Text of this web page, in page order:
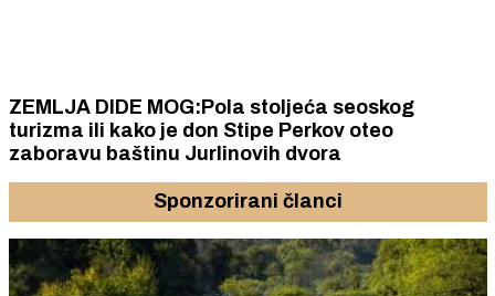
ZEMLJA DIDE MOG:Pola stoljeća seoskog
turizma ili kako je don Stipe Perkov oteo
zaboravu baštinu Jurlinovih dvora
Sponzorirani članci